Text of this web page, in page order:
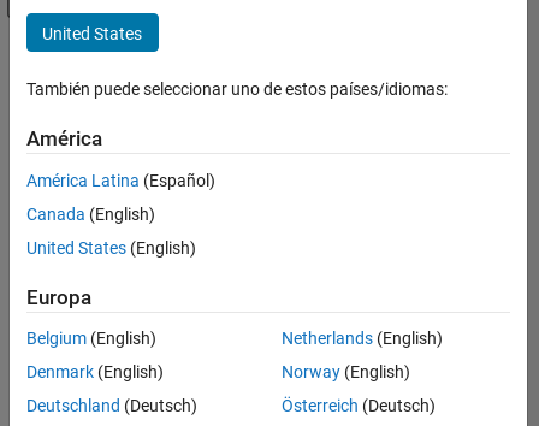
Contenido principal
FILTRADO POR
Technical Sales Engineering
Ordenar por
Guardar
empleos
seleccionados
No se
United States
También puede seleccionar uno de estos países/idiomas:
América
América Latina (Español)
Canada (English)
United States (English)
Europa
Belgium (English)
Denmark (English)
Deutschland (Deutsch)
Netherlands(English)
Norway(English)
Österreich (Deutsch)